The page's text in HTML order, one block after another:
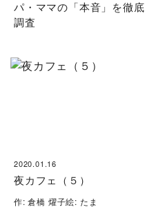
パ・ママの「本音」を徹底
調査
2020.01.16
夜カフェ（５）
作: 倉橋 燿子絵: たま